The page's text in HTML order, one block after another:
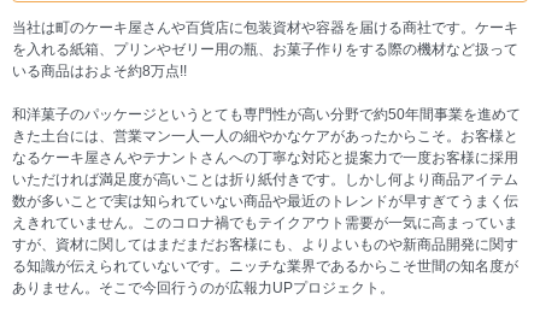
当社は町のケーキ屋さんや百貨店に包装資材や容器を届ける商社です。ケーキ
を入れる紙箱、プリンやゼリー用の瓶、お菓子作りをする際の機材など扱って
いる商品はおよそ約8万点!!
和洋菓子のパッケージというとても専門性が高い分野で約50年間事業を進めて
きた土台には、営業マン一人一人の細やかなケアがあったからこそ。お客様と
なるケーキ屋さんやテナントさんへの丁寧な対応と提案力で一度お客様に採用
いただければ満足度が高いことは折り紙付きです。しかし何より商品アイテム
数が多いことで実は知られていない商品や最近のトレンドが早すぎてうまく伝
えきれていません。このコロナ禍でもテイクアウト需要が一気に高まっていま
すが、資材に関してはまだまだお客様にも、よりよいものや新商品開発に関す
る知識が伝えられていないです。ニッチな業界であるからこそ世間の知名度が
ありません。そこで今回行うのが広報力UPプロジェクト。